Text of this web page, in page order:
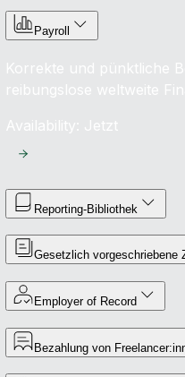
Payroll
Korrekte und pünktliche
reibungslose weltweite
Availability: Jetzt
Reporting-Bibliothek
Gesetzlich vorgeschriebene
Employer of Record
Bezahlung von